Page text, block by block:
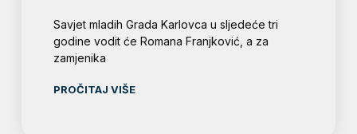
Savjet mladih Grada Karlovca u sljedeće tri
godine vodit će Romana Franjković, a za
zamjenika
PROČITAJ VIŠE